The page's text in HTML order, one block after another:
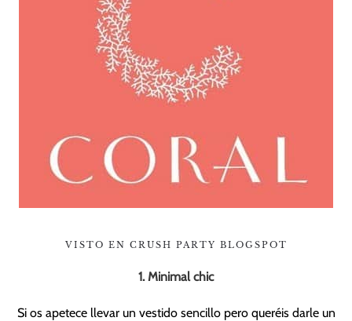
VISTO EN CRUSH PARTY BLOGSPOT
1. Minimal chic
Si os apetece llevar un vestido sencillo pero queréis darle un